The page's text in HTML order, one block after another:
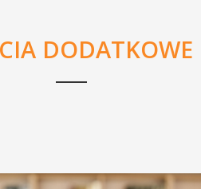
DODATKOWE